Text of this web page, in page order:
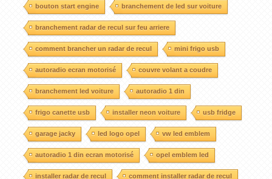
bouton start engine branchement de led sur voiture
branchement radar de recul sur feu arriere
comment brancher un radar de recul mini frigo usb
autoradio ecran motorisé couvre volant a coudre
branchement led voiture autoradio 1 din
frigo canette usb installer neon voiture usb fridge
garage jacky led logo opel vw led emblem
autoradio 1 din ecran motorisé opel emblem led
installer radar de recul comment installer radar de recul